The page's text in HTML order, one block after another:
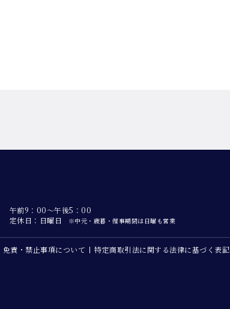
午前9：00～午後5：00
定休日：日曜日
※中元・歳暮・催事期間は日曜も営業
免責・禁止事項について 特定商取引法に関する法律に基づく表記